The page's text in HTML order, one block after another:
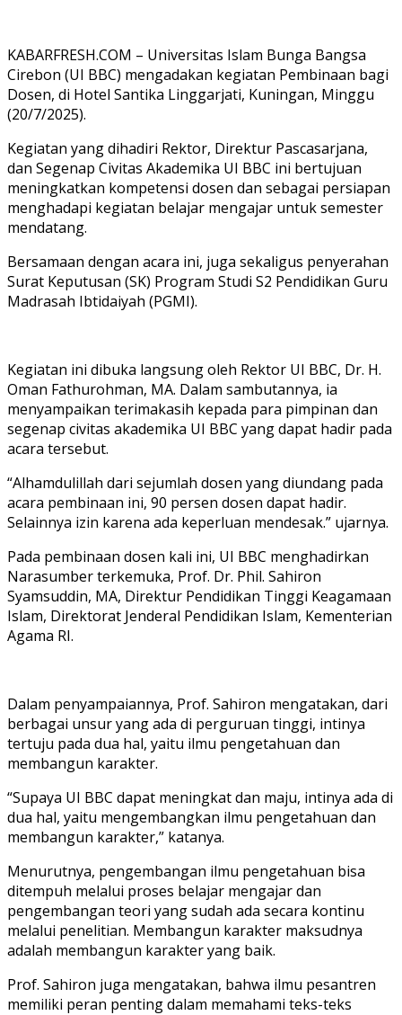
KABARFRESH.COM – Universitas Islam Bunga Bangsa
Cirebon (UI BBC) mengadakan kegiatan Pembinaan bagi
Dosen, di Hotel Santika Linggarjati, Kuningan, Minggu
(20/7/2025).
Kegiatan yang dihadiri Rektor, Direktur Pascasarjana,
dan Segenap Civitas Akademika UI BBC ini bertujuan
meningkatkan kompetensi dosen dan sebagai persiapan
menghadapi kegiatan belajar mengajar untuk semester
mendatang.
Bersamaan dengan acara ini, juga sekaligus penyerahan
Surat Keputusan (SK) Program Studi S2 Pendidikan Guru
Madrasah Ibtidaiyah (PGMI).
Kegiatan ini dibuka langsung oleh Rektor UI BBC, Dr. H.
Oman Fathurohman, MA. Dalam sambutannya, ia
menyampaikan terimakasih kepada para pimpinan dan
segenap civitas akademika UI BBC yang dapat hadir pada
acara tersebut.
“Alhamdulillah dari sejumlah dosen yang diundang pada
acara pembinaan ini, 90 persen dosen dapat hadir.
Selainnya izin karena ada keperluan mendesak.” ujarnya.
Pada pembinaan dosen kali ini, UI BBC menghadirkan
Narasumber terkemuka, Prof. Dr. Phil. Sahiron
Syamsuddin, MA, Direktur Pendidikan Tinggi Keagamaan
Islam, Direktorat Jenderal Pendidikan Islam, Kementerian
Agama RI.
Dalam penyampaiannya, Prof. Sahiron mengatakan, dari
berbagai unsur yang ada di perguruan tinggi, intinya
tertuju pada dua hal, yaitu ilmu pengetahuan dan
membangun karakter.
“Supaya UI BBC dapat meningkat dan maju, intinya ada di
dua hal, yaitu mengembangkan ilmu pengetahuan dan
membangun karakter,” katanya.
Menurutnya, pengembangan ilmu pengetahuan bisa
ditempuh melalui proses belajar mengajar dan
pengembangan teori yang sudah ada secara kontinu
melalui penelitian. Membangun karakter maksudnya
adalah membangun karakter yang baik.
Prof. Sahiron juga mengatakan, bahwa ilmu pesantren
memiliki peran penting dalam memahami teks-teks